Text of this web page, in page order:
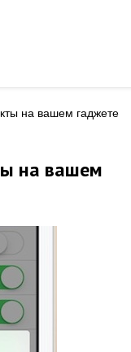
на вашем гаджете
на вашем